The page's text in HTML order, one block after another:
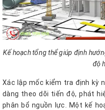
Kế hoạch tổng thể giúp định
độ
Xác lập mốc kiểm tra định kỳ
dàng theo dõi tiến độ, phát
phân bổ nguồn lực. Một kế